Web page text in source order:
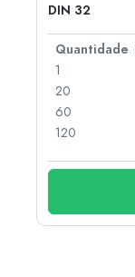
DIN 32
Quantidade
1
20
60
120